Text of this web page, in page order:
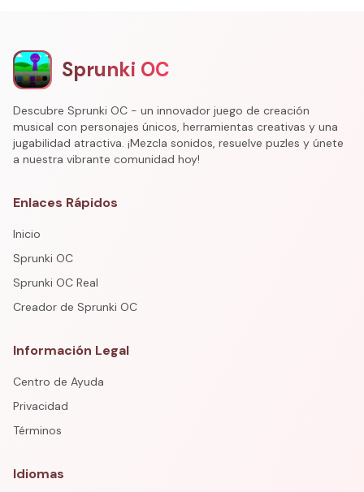
Sprunki OC
Descubre Sprunki OC - un innovador juego de creación
musical con personajes únicos, herramientas creativas y una
jugabilidad atractiva. ¡Mezcla sonidos, resuelve puzles y únete
a nuestra vibrante comunidad hoy!
Enlaces Rápidos
Inicio
Sprunki OC
Sprunki OC Real
Creador de Sprunki OC
Información Legal
Centro de Ayuda
Privacidad
Términos
Idiomas